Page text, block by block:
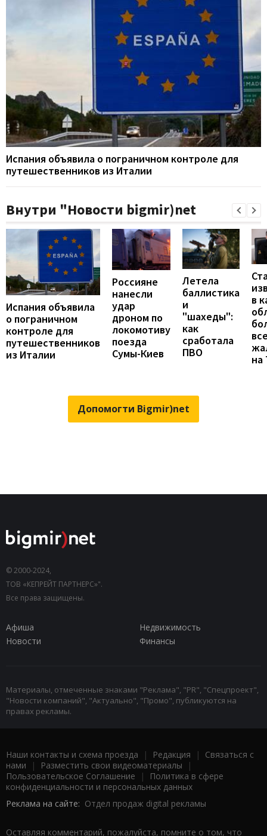
Испания объявила о пограничном контроле для
путешественников из Италии
Внутри "Новости bigmir)net
Испания объявила
о пограничном
контроле для
путешественников
из Италии
Россияне
нанесли
удар
дроном по
локомотиву
поезда
Сумы-Киев
Летела
баллистика
и
"шахеды":
как
сработала
ПВО
в
на
Допомогти Bigmir)net
© 2000-2024,
ТОВ «КЕПРЕЙТ ПАРТНЕРС»".
Все права защищены.
Афиша
Недвижимость
Новости
Финансы
Материалы, отмеченные знаками "Реклама", "PR", "Спецпроект",
"Новости компаний", "Актуально", "Промо", публикуются на
правах рекламы.
Наши контакты и схема проезда | Редакция | Связаться с
нами | Разместить свои видеоматериалы |
Пользовательское Соглашение |
Политика в сфере
конфиденциальности и персональных данных
Реклама на сайте: Отдел продаж digital рекламы
Оставляя комментарий, пожалуйста, помните о том, что